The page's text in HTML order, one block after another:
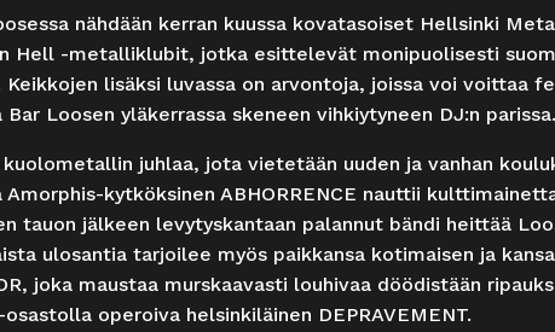
nähdään kerran kuussa kovatasoiset Hellsinki
Hell -metalliklubit, jotka esittelevät monipuolisesti
Keikkojen lisäksi luvassa on arvontoja, joissa voi voittaa
Loosen yläkerrassa skeneen vihkiytyneen DJ:n parissa.
juhlaa, jota vietetään uuden ja vanhan
kytköksinen ABHORRENCE nauttii
tauon jälkeen levytyskantaan palannut bändi heittää
ulosantia tarjoilee myös paikkansa kotimaisen ja
joka maustaa murskaavasti louhivaa döödistään
operoiva helsinkiläinen DEPRAVEMENT.